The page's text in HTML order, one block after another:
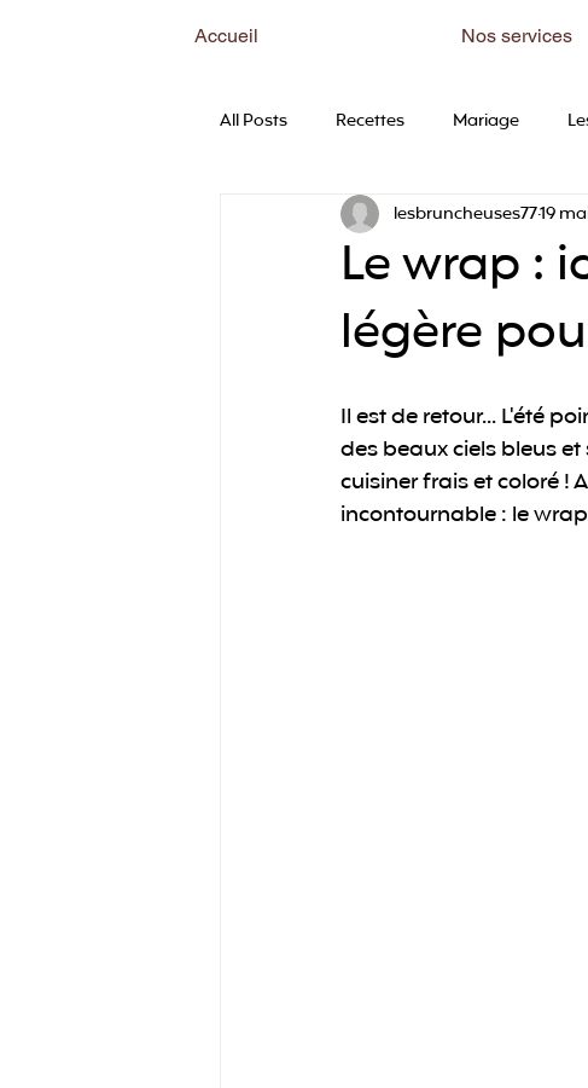
Accueil Nos services
All Posts Recettes Mariage
Le wrap :
légère
lesbruncheuses7719
Il est de retour... L'été
des beaux ciels bleus
cuisiner frais et coloré !
incontournable : le